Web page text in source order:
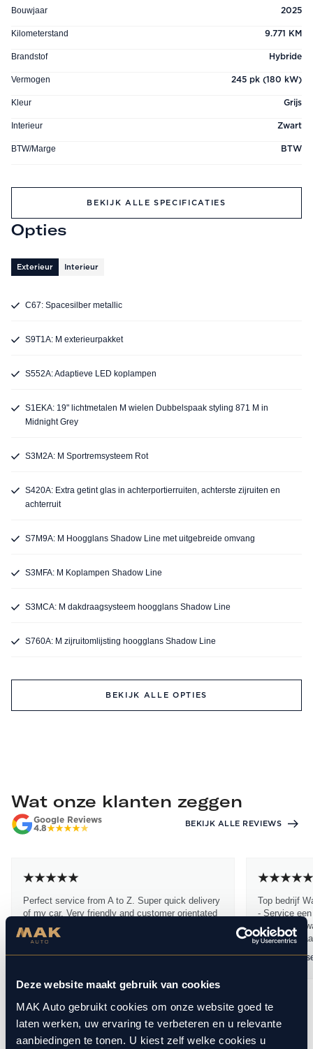
Deze website maakt gebruik van cookies
MAK Auto gebruikt cookies om onze website goed te
laten werken, uw ervaring te verbeteren en u relevante
aanbiedingen te tonen. U kiest zelf welke cookies u
Bouwjaar 2025
Kilometerstand 9.771 KM
Brandstof Hybride
Vermogen 245 pk (180 kW)
Kleur Grijs
Interieur Zwart
BTW/Marge BTW
BEKIJK ALLE SPECIFICATIES
Opties
Exterieur Interieur
C67: Spacesilber metallic
S9T1A: M exterieurpakket
S552A: Adaptieve LED koplampen
S1EKA: 19" lichtmetalen M wielen Dubbelspaak styling 871 M in
Midnight Grey
S3M2A: M Sportremsysteem Rot
S420A: Extra getint glas in achterportierruiten, achterste zijruiten en
achterruit
S7M9A: M Hoogglans Shadow Line met uitgebreide omvang
S3MFA: M Koplampen Shadow Line
S3MCA: M dakdraagsysteem hoogglans Shadow Line
S760A: M zijruitomlijsting hoogglans Shadow Line
BEKIJK ALLE OPTIES
Wat onze klanten zeggen
Google Reviews
4.8
BEKIJK ALLE REVIEWS
Perfect service from A to Z. Super quick delivery
of my car. Very friendly and customer orientated
sales people (Dennis Stam). I have bought
many...
Lukasz Mac19 maart 2026
Top bedrijf
- Service
dikke 10 -
dikke 10
Ramon
10